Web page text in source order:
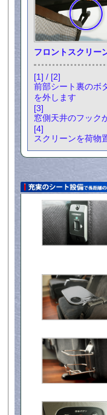
フロントスクリー
[1] / [2]
前部シート裏のボ
を外します
[3]
窓側天井のフック
[4]
スクリーンを荷物